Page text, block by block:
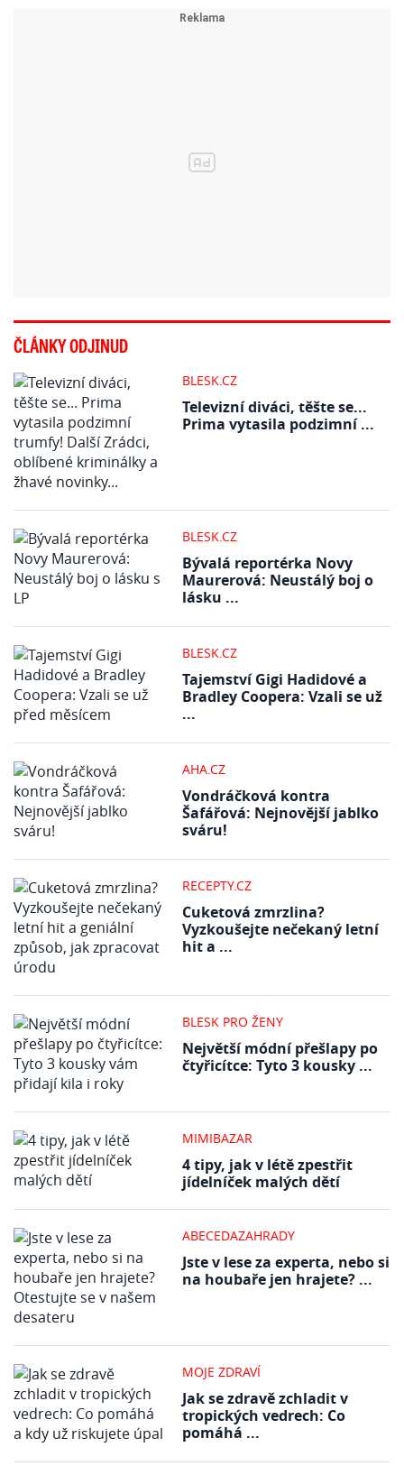
ČLÁNKY ODJINUD
BLESK.CZ
Televizní diváci, těšte se...
Prima vytasila podzimní ...
BLESK.CZ
Bývalá reportérka Novy
Maurerová: Neustálý boj o
lásku ...
BLESK.CZ
Tajemství Gigi Hadidové a
Bradley Coopera: Vzali se už
...
AHA.CZ
Vondráčková kontra
Šafářová: Nejnovější jablko
sváru!
RECEPTY.CZ
Cuketová zmrzlina?
Vyzkoušejte nečekaný letní
hit a ...
BLESK PRO ŽENY
Největší módní přešlapy po
čtyřicítce: Tyto 3 kousky ...
MIMIBAZAR
4 tipy, jak v létě zpestřit
jídelníček malých dětí
ABECEDAZAHRADY
Jste v lese za experta, nebo si
na houbaře jen hrajete? ...
MOJE ZDRAVÍ
Jak se zdravě zchladit v
tropických vedrech: Co
pomáhá ...